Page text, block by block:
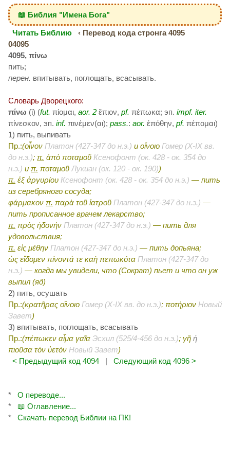
📖 Библия "Имена Бога"
Читать Библию
‹ Перевод кода стронга 4095
04095
4095, πίνω
пить;
перен. впитывать, поглощать, всасывать.
Словарь Дворецкого:
πίνω (ῑ) (fut. πίομαι, aor. 2 ἔπιον, pf. πέπωκα; эп. impf. iter.
πίνεσκον, эп. inf. πινέμεν(αι); pass.: aor. ἐπόθην, pf. πέπομαι)
1) пить, выпивать
Пр.:(οἶνον Платон (427-347 до н.э.) и οἴνοιο Гомер (X-IX вв.
до н.э.); π. ἀπὸ ποταμοῦ Ксенофонт (ок. 428 - ок. 354 до
н.э.) и π. ποταμοῦ Лукиан (ок. 120 - ок. 190))
π. ἐξ ἀργυρίου Ксенофонт (ок. 428 - ок. 354 до н.э.) — пить
из серебряного сосуда;
φάρμακον π. παρὰ τοῦ ἰατροῦ Платон (427-347 до н.э.) —
пить прописанное врачем лекарство;
π. πρὸς ἡδονήν Платон (427-347 до н.э.) — пить для
удовольствия;
π. εἰς μέθην Платон (427-347 до н.э.) — пить допьяна;
ὡς εἴδομεν πίνοντά τε καὴ πεπωκότα Платон (427-347 до
н.э.) — когда мы увидели, что (Сократ) пьет и что он уж
выпил (яд)
2) пить, осушать
Пр.:(κρατῆρας οἴνοιο Гомер (X-IX вв. до н.э.); ποτήριον Новый
Завет)
3) впитывать, поглощать, всасывать
Пр.:(πέπωκεν αἷμα γαῖα Эсхил (525/4-456 до н.э.); γῆ ἡ
πιοῦσα τὸν ὑετόν Новый Завет)
< Предыдущий код 4094
| Следующий код 4096 >
*
О переводе...
*
📖 Оглавление...
*
Скачать перевод Библии на ПК!